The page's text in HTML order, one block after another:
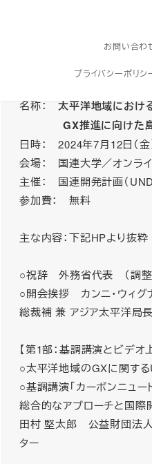
お問い合わ
プライバシーポリシ
今年、第10回目のサミット（
に先立ち、太平洋地域におけ
策対話イベントが開催されます
名称：太平洋地域におけ
GX推進に向けた島し
日時： 2024年7月12日（
会場： 国連大学／オンラ
主催： 国連開発計画（
参加費： 無料
主な内容：下記HPより抜粋
○祝辞 外務省代表 （調整
○開会挨拶 カンニ・ウィ
総裁補 兼 アジア太平洋局長
【第1部：基調講演とビデオ
○太平洋地域のGXに関する
○基調講演「カーボンニュ
総合的なアプローチと国際
田村 堅太郎 公益財団法人
ター